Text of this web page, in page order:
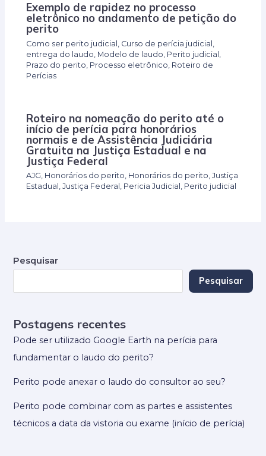
Exemplo de rapidez no processo
eletrônico no andamento de petição do
perito
Como ser perito judicial Curso de perícia judicial
entrega do laudo Modelo de laudo Perito judicial
Prazo do perito Processo eletrônico Roteiro de
Perícias
Roteiro na nomeação do perito até o
início de perícia para honorários
normais e de Assistência Judiciária
Gratuita na Justiça Estadual e na
Justiça Federal
AJG, Honorários do perito, Honorários do perito,Justiça
Estadual ,Justiça Federal , Pericia Judicial , Perito judicial
Pesquisar
Pesquisar
Postagens recentes
Pode ser utilizado Google Earth na perícia para
fundamentar o laudo do perito?
Perito pode anexar o laudo do consultor ao seu?
Perito pode combinar com as partes e assistentes
técnicos a data da vistoria ou exame (início de perícia)